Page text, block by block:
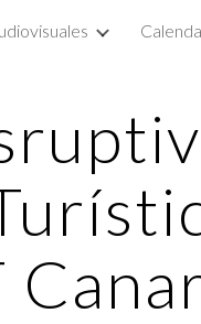
Skip to navigation